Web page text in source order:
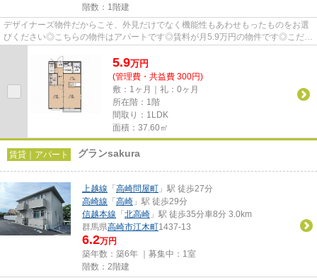
階数：1階建
デザイナーズ物件だからこそ、外見だけでなく機能性もあわせもったものをお選
びください◎こちらの物件はアパートです◎賃料が月5.9万円の物件です◎こだわ
5.9万円
(管理費・共益費 300円)
敷：1ヶ月｜礼：0ヶ月
所在階：1階
間取り：1LDK
面積：37.60㎡
賃貸｜アパート グランsakura
上越線 「 高崎問屋町 」駅 徒歩27分
高崎線 「 高崎 」駅 徒歩29分
信越本線 「 北高崎 」駅 徒歩35分車8分 3.0km
群馬県高崎市江木町1437-13
6.2万円
築年数：築6年 ｜募集中： 1室
階数：2階建